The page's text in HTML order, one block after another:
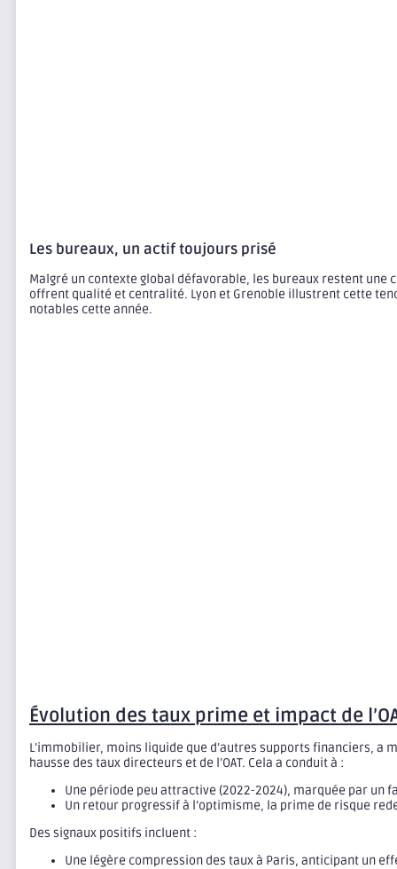
Les bureaux, un actif toujours prisé
Malgré un contexte global défavorable, les bureaux restent une
offrent qualité et centralité. Lyon et Grenoble illustrent cette
notables cette année.
Évolution des taux prime et impact de
L’immobilier, moins liquide que d’autres supports financiers, a
hausse des taux directeurs et de l’OAT. Cela a conduit à :
Une période peu attractive (2022-2024), marquée par un
Un retour progressif à l’optimisme, la prime de risque
Des signaux positifs incluent :
Une légère compression des taux à Paris, anticipant un